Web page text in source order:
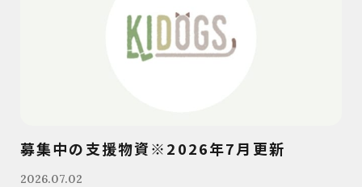
募集中の支援物資※2026年7月更新
2026.07.02